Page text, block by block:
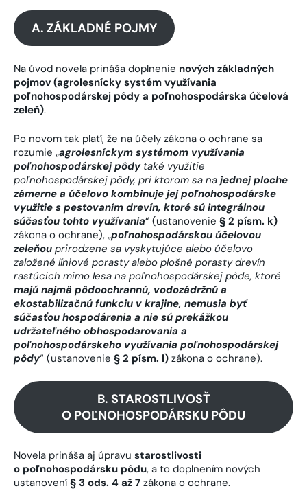
A. ZÁKLADNÉ POJMY
Na úvod novela prináša doplnenie nových základných
pojmov (agrolesnícky systém využívania
poľnohospodárskej pôdy a poľnohospodárska účelová
zeleň).
Po novom tak platí, že na účely zákona o ochrane sa
rozumie „agrolesníckym systémom využívania
poľnohospodárskej pôdy také využitie
poľnohospodárskej pôdy, pri ktorom sa na jednej ploche
zámerne a účelovo kombinuje jej poľnohospodárske
využitie s pestovaním drevín, ktoré sú integrálnou
súčasťou tohto využívania“ (ustanovenie § 2 písm. k)
zákona o ochrane), „poľnohospodárskou účelovou
zeleňou prirodzene sa vyskytujúce alebo účelovo
založené líniové porasty alebo plošné porasty drevín
rastúcich mimo lesa na poľnohospodárskej pôde, ktoré
majú najmä pôdoochrannú, vodozádržnú a
ekostabilizačnú funkciu v krajine, nemusia byť
súčasťou hospodárenia a nie sú prekážkou
udržateľného obhospodarovania a
poľnohospodárskeho využívania poľnohospodárskej
pôdy“ (ustanovenie § 2 písm. l) zákona o ochrane).
B. STAROSTLIVOSŤ
O POĽNOHOSPODÁRSKU PÔDU
Novela prináša aj úpravu starostlivosti
o poľnohospodársku pôdu, a to doplnením nových
ustanovení§ 3 ods. 4 až 7 zákona o ochrane.